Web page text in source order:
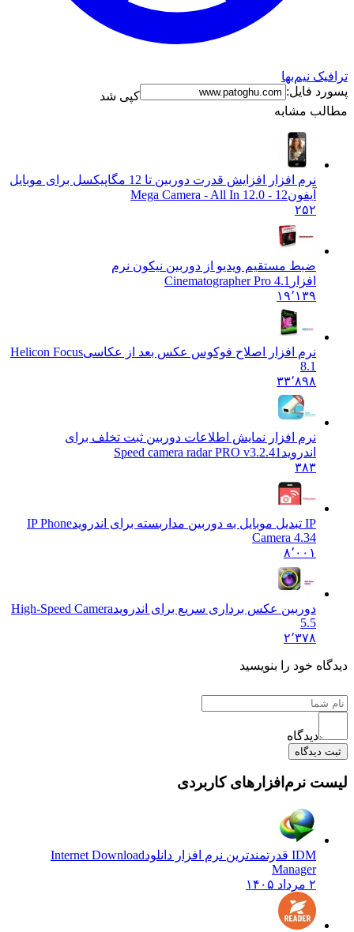
ترافیک نیم‌بها
پسورد فایل:
کپی شد
مطالب مشابه
نرم افزار افزایش قدرت دوربین تا 12 مگاپیکسل برای موبایل
آیفون12 - 12.0 Mega Camera - All In
۲۵۲
ضبط مستقیم ویدیو از دوربین نیکون نرم
افزار Cinematographer Pro 4.1
۱۹٬۱۳۹
نرم افزار اصلاح فوکوس عکس بعد از عکاسیHelicon Focus
8.1
۳۳٬۸۹۸
نرم افزار نمایش اطلاعات دوربین ثبت تخلف برای
اندروید Speed camera radar PRO v3.2.41
۳۸۳
IP تبدیل موبایل به دوربین مداربسته برای اندروید
IP Phone
Camera 4.34
۸٬۰۰۱
دوربین عکس برداری سریع برای اندرویدHigh-Speed Camera
5.5
۲٬۳۷۸
دیدگاه خود را بنویسید
دیدگاه
ثبت دیدگاه
لیست نرم‌افزارهای کاربردی
IDM قدرتمندترین نرم افزار دانلود
Internet Download
Manager
۲ مرداد ۱۴۰۵